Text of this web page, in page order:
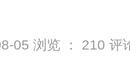
05 浏览 ： 210 评